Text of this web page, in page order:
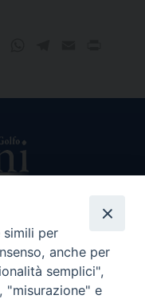
Giuseppe Rabita
Salvatore Bruno
della Diocesi di Piazza
Armerina,
per
anche per
semplici",
"misurazione" e